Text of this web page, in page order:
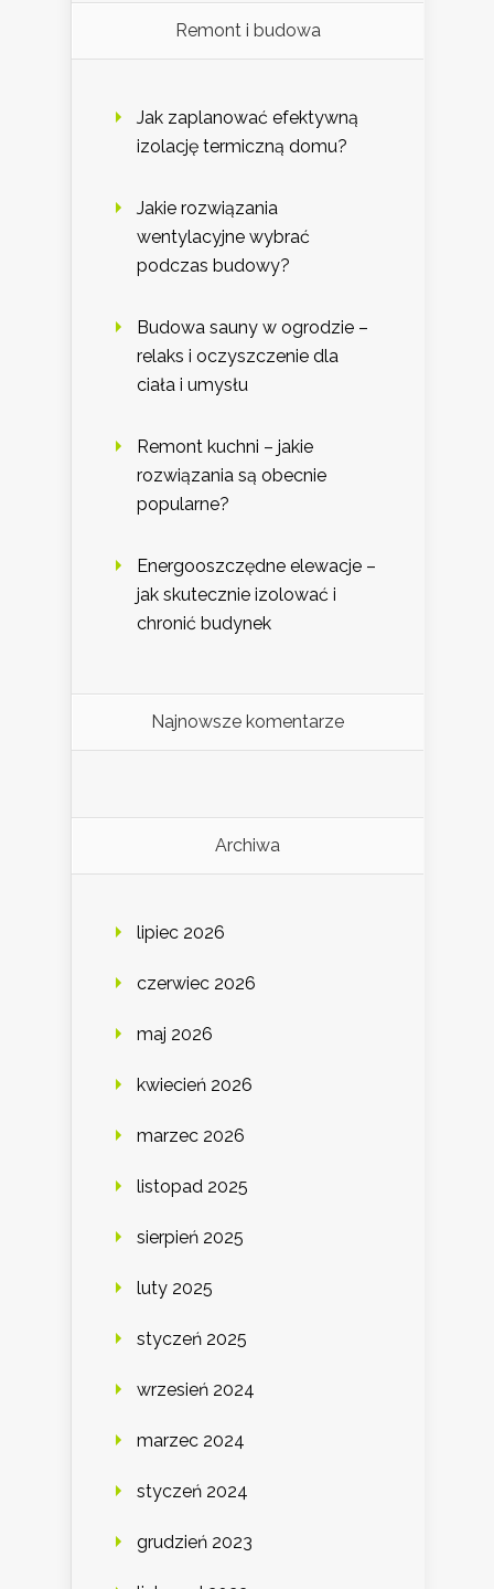
Remont i budowa
Jak zaplanować efektywną
izolację termiczną domu?
Jakie rozwiązania
wentylacyjne wybrać
podczas budowy?
Budowa sauny w ogrodzie –
relaks i oczyszczenie dla
ciała i umysłu
Remont kuchni – jakie
rozwiązania są obecnie
popularne?
Energooszczędne elewacje –
jak skutecznie izolować i
chronić budynek
Najnowsze komentarze
Archiwa
lipiec 2026
czerwiec 2026
maj 2026
kwiecień 2026
marzec 2026
listopad 2025
sierpień 2025
luty 2025
styczeń 2025
wrzesień 2024
marzec 2024
styczeń 2024
grudzień 2023